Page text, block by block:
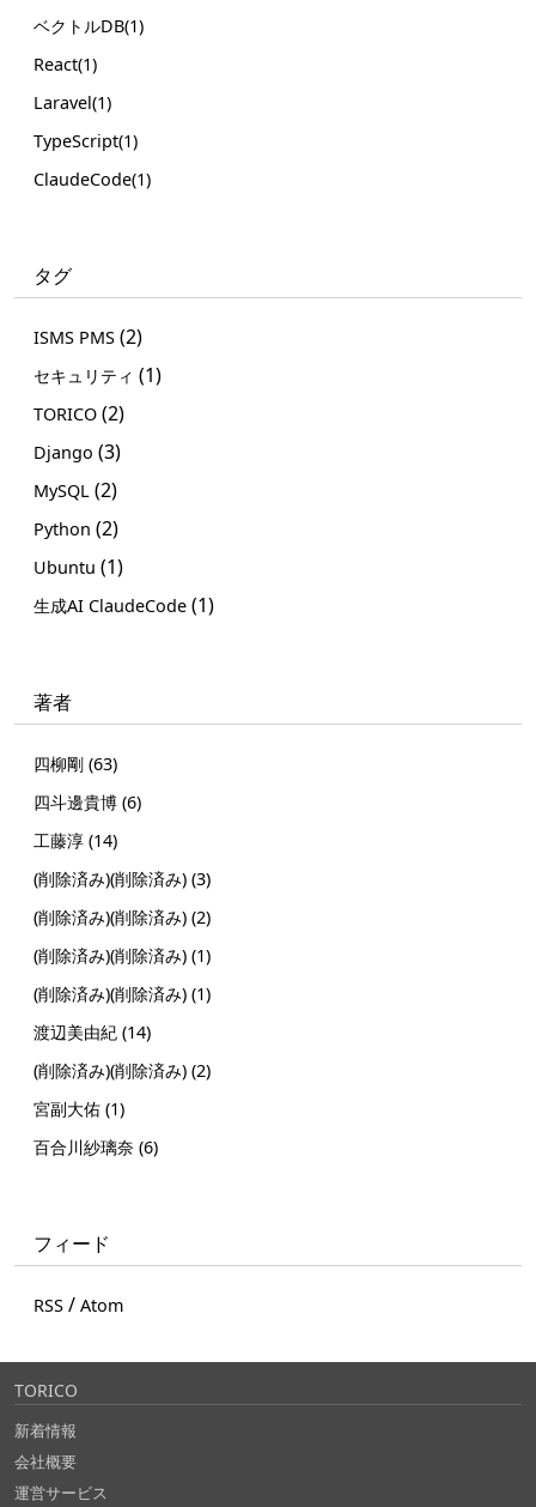
ベクトルDB(1)
React(1)
Laravel(1)
TypeScript(1)
ClaudeCode(1)
タグ
ISMS PMS (2)
セキュリティ (1)
TORICO (2)
Django (3)
MySQL (2)
Python (2)
Ubuntu (1)
生成AI ClaudeCode (1)
著者
四柳剛 (63)
四斗邊貴博 (6)
工藤淳 (14)
(削除済み)(削除済み) (3)
(削除済み)(削除済み) (2)
(削除済み)(削除済み) (1)
(削除済み)(削除済み) (1)
渡辺美由紀 (14)
(削除済み)(削除済み) (2)
宮副大佑 (1)
百合川紗璃奈 (6)
フィード
RSS / Atom
TORICO
新着情報
会社概要
運営サービス